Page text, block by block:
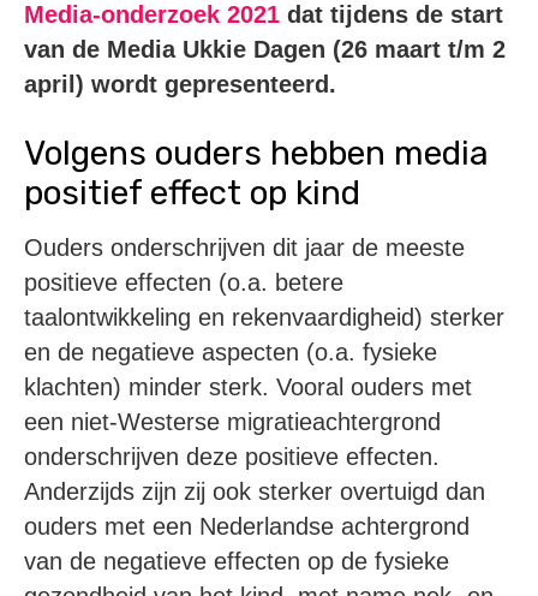
Media-onderzoek 2021 dat tijdens de start
van de Media Ukkie Dagen (26 maart t/m 2
april) wordt gepresenteerd.
Volgens ouders hebben media
positief effect op kind
Ouders onderschrijven dit jaar de meeste
positieve effecten (o.a. betere
taalontwikkeling en rekenvaardigheid) sterker
en de negatieve aspecten (o.a. fysieke
klachten) minder sterk. Vooral ouders met
een niet-Westerse migratieachtergrond
onderschrijven deze positieve effecten.
Anderzijds zijn zij ook sterker overtuigd dan
ouders met een Nederlandse achtergrond
van de negatieve effecten op de fysieke